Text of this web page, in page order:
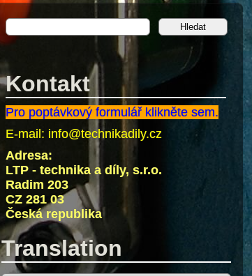
Kontakt
Pro poptávkový formulář klikněte sem.
E-mail: info@technikadily.cz
Adresa:
LTP - technika a díly, s.r.o.
Radim 203
CZ 281 03
Česká republika
Translation